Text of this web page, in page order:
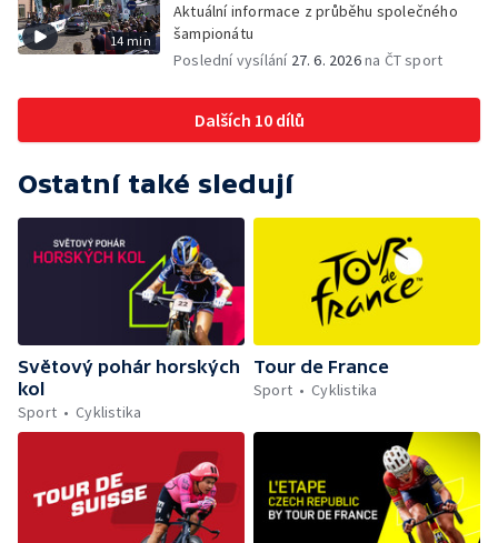
14 min
Aktuální informace z průběhu společného
šampionátu
Poslední vysílání 27. 6. 2026na ČT sport
Dalších 10 dílů
Ostatní také sledují
Světový pohár horských
kol
Sport
Cyklistika
Tour de France
Sport
Cyklistika